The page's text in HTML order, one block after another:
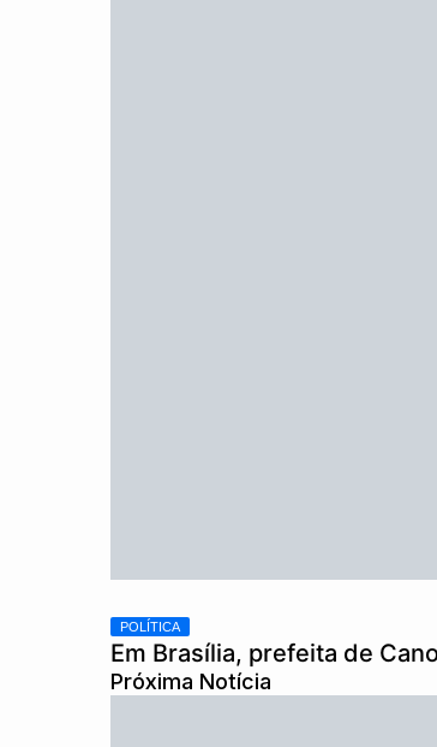
POLÍTICA
Em Brasília, prefeita de
Próxima Notícia